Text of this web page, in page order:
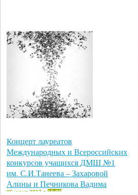
Концерт лауреатов
Международных и Всероссийских
конкурсов учащихся ДМШ №1
им. С.И.Танеева – Захаровой
Алины и Печникова Вадима
06 июня 2017 в 18:00